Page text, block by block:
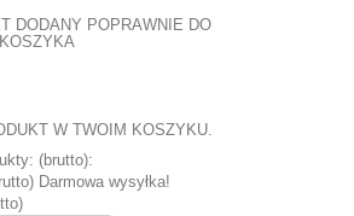
DODANY POPRAWNIE DO
W TWOIM KOSZYKU.
(brutto):
Darmowa wysyłka!